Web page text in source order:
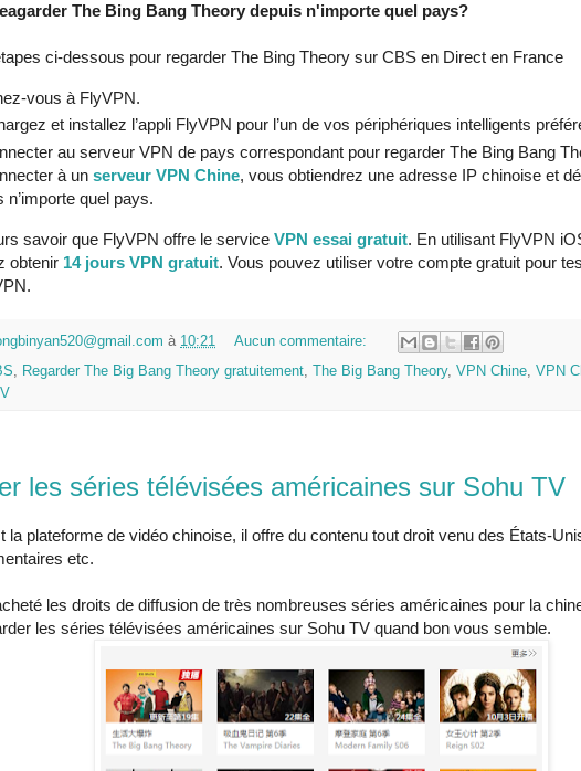
The Bing Bang Theory depuis n'importe quel pays?
ci-dessous pour regarder The Bing Theory sur CBS en Direct en France
vous à FlyVPN.
et installez l’appli FlyVPN pour l’un de vos périphériques intelligents
au serveur VPN de pays correspondant pour regarder The Bing Bang
à un serveur VPN Chine, vous obtiendrez une adresse IP chinoise et
n’importe quel pays.
savoir que FlyVPN offre le service VPN essai gratuit. En utilisant FlyVPN
obtenir 14 jours VPN gratuit. Vous pouvez utiliser votre compte gratuit pour
à 10:21
Aucun commentaire:
, Regarder The Big Bang Theory gratuitement, The Big Bang Theory, VPN Chine, VPN
les séries télévisées américaines sur Sohu TV
la plateforme de vidéo chinoise, il offre du contenu tout droit venu des États-
etc.
les droits de diffusion de très nombreuses séries américaines pour la
les séries télévisées américaines sur Sohu TV quand bon vous semble.